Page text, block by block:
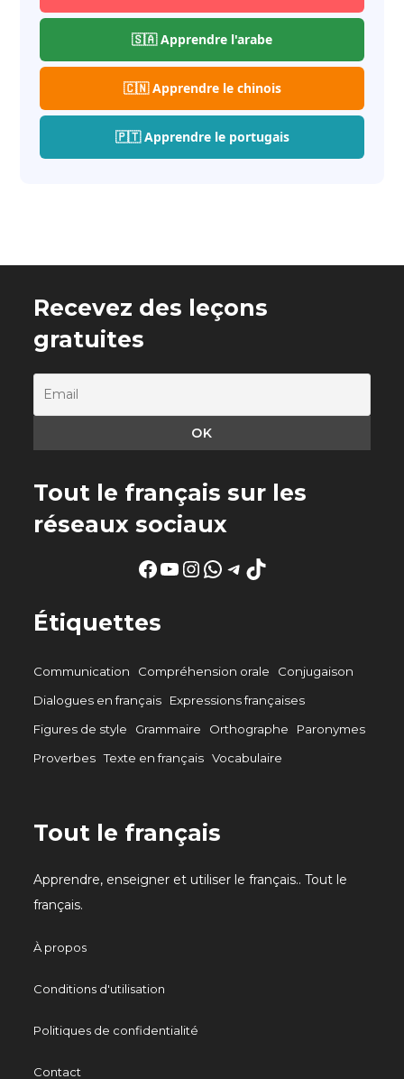
🇸🇦 Apprendre l'arabe
🇨🇳 Apprendre le chinois
🇵🇹 Apprendre le portugais
Recevez des leçons
gratuites
Tout le français sur les
réseaux sociaux
Facebook
YouTube
Instagram
WhatsApp
Telegram
TikTok
Étiquettes
Communication Compréhension orale
Conjugaison
Dialogues en français
Expressions françaises
Figures de style
Grammaire Orthographe
Paronymes
Proverbes Texte en français Vocabulaire
Tout le français
Apprendre, enseigner et utiliser le français.. Tout le
français.
À propos
Conditions d'utilisation
Politiques de confidentialité
Contact